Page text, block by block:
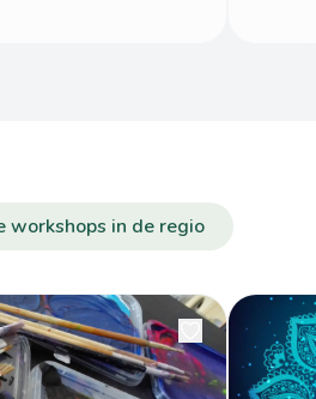
workshops in de regio